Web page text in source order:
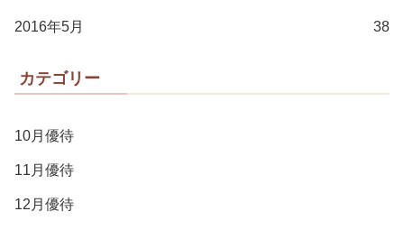
2016年5月 38
カテゴリー
10月優待
11月優待
12月優待